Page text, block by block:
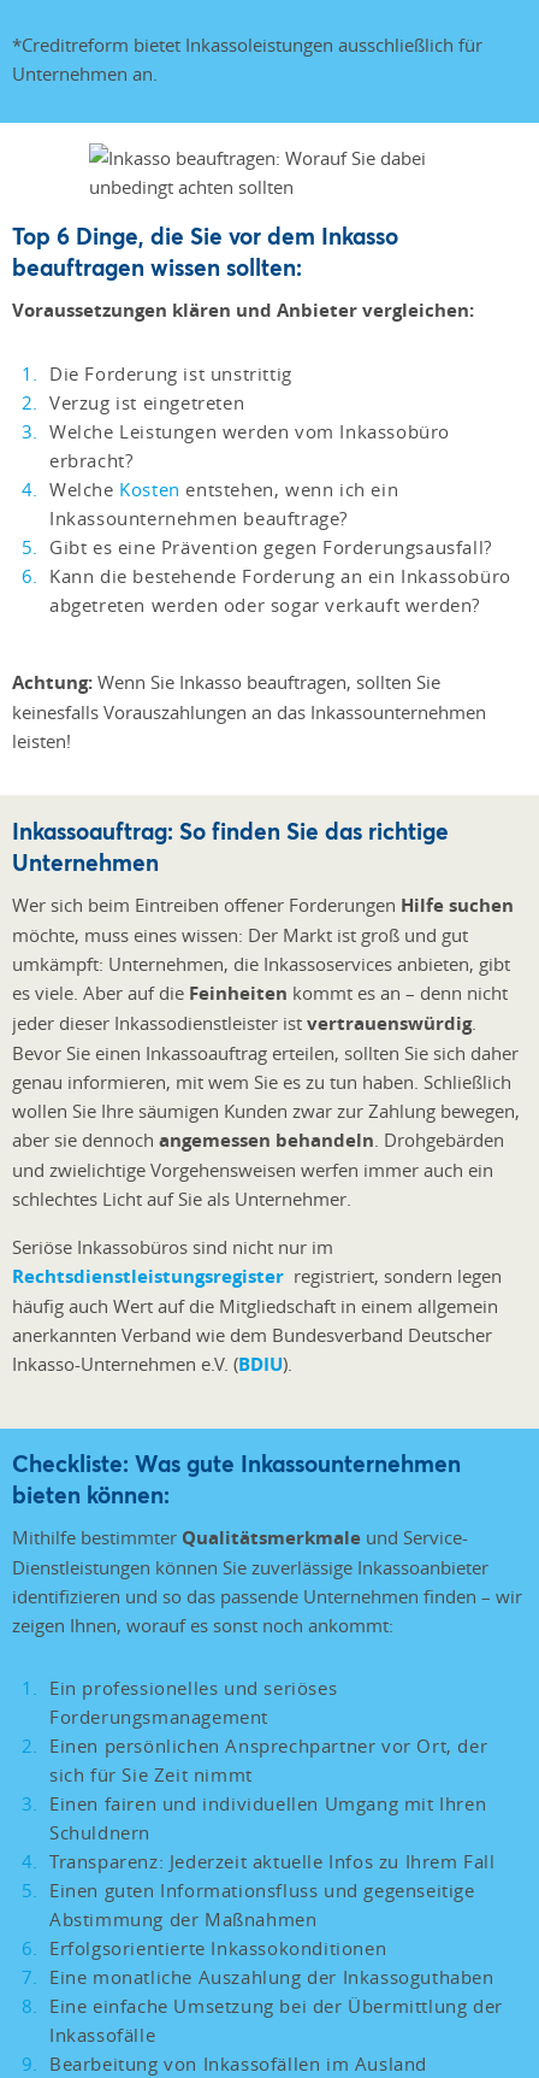
*Creditreform bietet Inkassoleistungen ausschließlich für
Unternehmen an.
Top 6 Dinge, die Sie vor dem Inkasso
beauftragen wissen sollten:
Voraussetzungen klären und Anbieter vergleichen:
Die Forderung ist unstrittig
Verzug ist eingetreten
Welche Leistungen werden vom Inkassobüro
erbracht?
Welche Kosten entstehen, wenn ich ein
Inkassounternehmen beauftrage?
Gibt es eine Prävention gegen Forderungsausfall?
Kann die bestehende Forderung an ein Inkassobüro
abgetreten werden oder sogar verkauft werden?
Achtung: Wenn Sie Inkasso beauftragen, sollten Sie
keinesfalls Vorauszahlungen an das Inkassounternehmen
leisten!
Inkassoauftrag: So finden Sie das richtige
Unternehmen
Wer sich beim Eintreiben offener Forderungen Hilfe suchen
möchte, muss eines wissen: Der Markt ist groß und gut
umkämpft: Unternehmen, die Inkassoservices anbieten, gibt
es viele. Aber auf die Feinheiten kommt es an – denn nicht
jeder dieser Inkassodienstleister ist vertrauenswürdig.
Bevor Sie einen Inkassoauftrag erteilen, sollten Sie sich daher
genau informieren, mit wem Sie es zu tun haben. Schließlich
wollen Sie Ihre säumigen Kunden zwar zur Zahlung bewegen,
aber sie dennoch angemessen behandeln . Drohgebärden
und zwielichtige Vorgehensweisen werfen immer auch ein
schlechtes Licht auf Sie als Unternehmer.
Seriöse Inkassobüros sind nicht nur im
Rechtsdienstleistungsregister registriert, sondern legen
häufig auch Wert auf die Mitgliedschaft in einem allgemein
anerkannten Verband wie dem Bundesverband Deutscher
Inkasso-Unternehmen e.V. (BDIU).
Checkliste: Was gute Inkassounternehmen
bieten können:
Mithilfe bestimmter Qualitätsmerkmale und Service-
Dienstleistungen können Sie zuverlässige Inkassoanbieter
identifizieren und so das passende Unternehmen finden – wir
zeigen Ihnen, worauf es sonst noch ankommt:
Ein professionelles und seriöses
Forderungsmanagement
Einen persönlichen Ansprechpartner vor Ort, der
sich für Sie Zeit nimmt
Einen fairen und individuellen Umgang mit Ihren
Schuldnern
Transparenz: Jederzeit aktuelle Infos zu Ihrem Fall
Einen guten Informationsfluss und gegenseitige
Abstimmung der Maßnahmen
Erfolgsorientierte Inkassokonditionen
Eine monatliche Auszahlung der Inkassoguthaben
Eine einfache Umsetzung bei der Übermittlung der
Inkassofälle
Bearbeitung von Inkassofällen im Ausland